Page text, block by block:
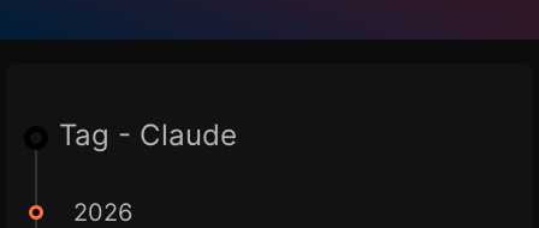
Tag - Claude
2026